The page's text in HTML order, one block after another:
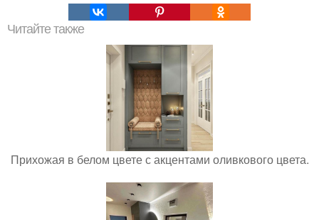
Читайте также
Прихожая в белом цвете с акцентами оливкового цвета.